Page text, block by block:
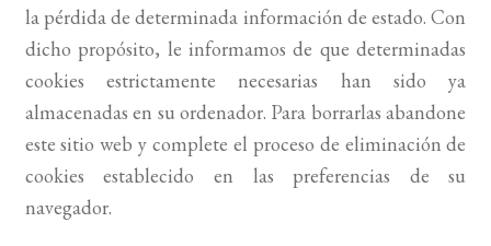
la pérdida de determinada información de estado. Con
dicho propósito, le informamos de que determinadas
cookies estrictamente necesarias han sido ya
almacenadas en su ordenador. Para borrarlas abandone
este sitio web y complete el proceso de eliminación de
cookies establecido en las preferencias de su
navegador.